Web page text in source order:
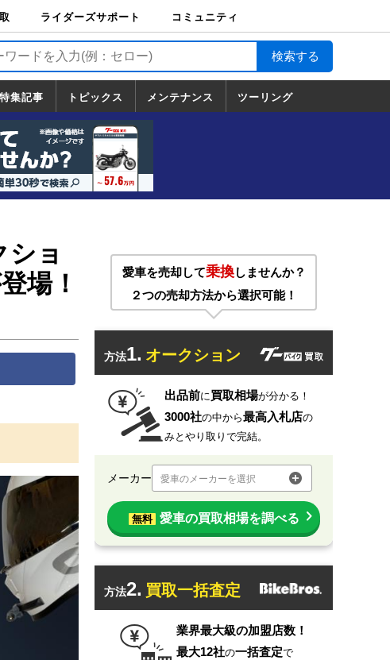
ライダーズサポート
ライダーズサポート
TOP
バイク輸送
バイクガレージライ
フ
バイク車両保険
ロードサービス
バイク試乗
コミュニティ
特集記事 トピックス
トピックス
一覧
ホンダ
ヤマハ
スズキ
カワサキ
ハーレーダ
ビッドソン
BMW
ドゥカティ
トライアン
フ
メンテナンス ツーリング
ョ
場！
愛車を売却して乗換しませんか？
２つの売却方法から選択可能！
方法1. オークション
出品前に買取相場が分かる！
3000社の中から最高入札店の
みとやり取りで完結。
メーカー 愛車のメーカーを選択
無料 愛車の買取相場を調べる
方法2. 買取一括査定
業界最大級の加盟店数！
最大12社の一括査定で